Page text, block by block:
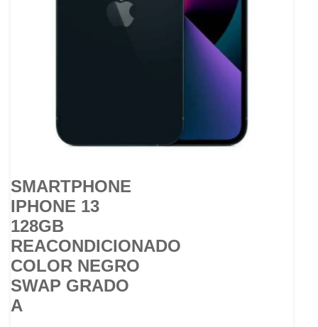
SMARTPHONE
IPHONE 13
128GB
REACONDICIONADO
COLOR NEGRO
SWAP GRADO
A